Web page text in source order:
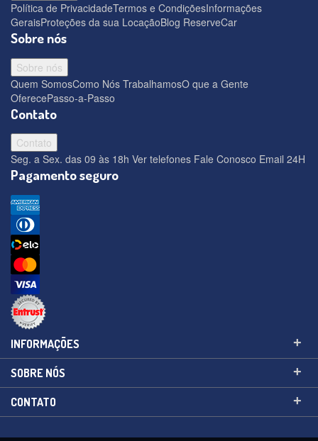
Política de PrivacidadeTermos e CondiçõesInformações
GeraisProteções da sua LocaçãoBlog ReserveCar
Sobre nós
Sobre nós
Quem SomosComo Nós TrabalhamosO que a Gente
OferecePasso-a-Passo
Contato
Contato
Seg. a Sex. das 09 às 18h Ver telefones Fale Conosco Email 24H
Pagamento seguro
INFORMAÇÕES +
SOBRE NÓS +
CONTATO +